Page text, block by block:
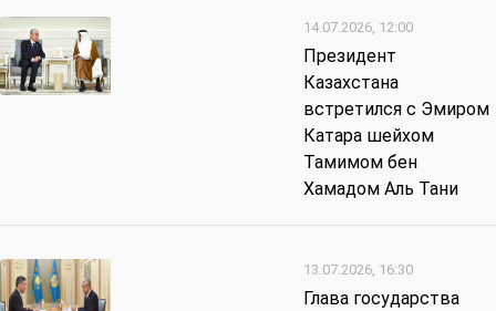
14.07.2026, 12:00
Президент
Казахстана
встретился c Эмиром
Катара шейхом
Тамимом бен
Хамадом Аль Тани
13.07.2026, 16:30
Глава государства